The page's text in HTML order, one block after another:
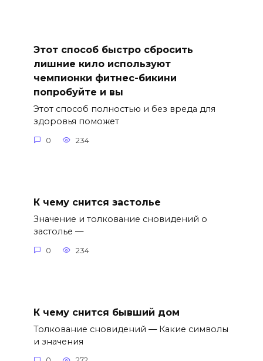
Этот способ быстро сбросить
лишние кило используют
чемпионки фитнес-бикини
попробуйте и вы
Этот способ полностью и без вреда для
здоровья поможет
0 234
К чему снится застолье
Значение и толкование сновидений о
застолье —
0 234
К чему снится бывший дом
Толкование сновидений — Какие символы
и значения